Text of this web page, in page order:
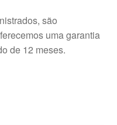
são
uma garantia
de 12 meses.